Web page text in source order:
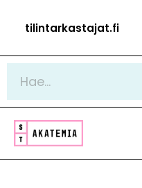
sisältöön
tilintarkastajat.fi